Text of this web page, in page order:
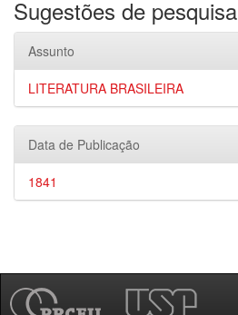
Sugestões de pesquisa
Assunto
LITERATURA BRASILEIRA
Data de Publicação
1841